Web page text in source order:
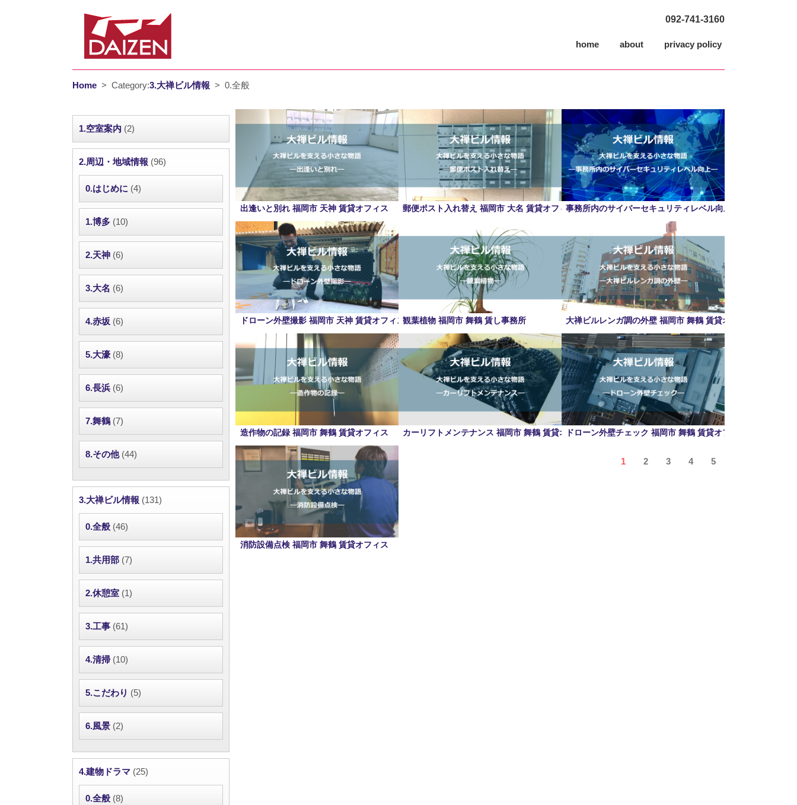
092-741-3160
home about privacy policy
Home > Category:3.大禅ビル情報 > 0.全般
出逢いと別れ 福岡市 天神 賃貸オフィス 郵便ポスト入れ替え 福岡市 大名 賃貸オフィス事務所内のサイバーセキュリティレベル向上 福岡市 大名 賃
ドローン外壁撮影 福岡市 天神 賃貸オフィス観葉植物 福岡市 舞鶴 賃し事務所 大禅ビルレンガ調の外壁 福岡市 舞鶴 賃貸オフィス
造作物の記録 福岡市 舞鶴 賃貸オフィス カーリフトメンテナンス 福岡市 舞鶴 賃貸オフィスドローン外壁チェック 福岡市 舞鶴 賃貸オフィス
消防設備点検 福岡市 舞鶴 賃貸オフィス
1 2 3 4 5
1.空室案内 (2)
2.周辺・地域情報 (96)
0.はじめに (4)
1.博多 (10)
2.天神 (6)
3.大名 (6)
4.赤坂 (6)
5.大濠 (8)
6.長浜 (6)
7.舞鶴 (7)
8.その他(44)
3.大禅ビル情報 (131)
0.全般 (46)
1.共用部 (7)
2.休憩室 (1)
3.工事 (61)
4.清掃 (10)
5.こだわり (5)
6.風景 (2)
4.建物ドラマ (25)
0.全般 (8)